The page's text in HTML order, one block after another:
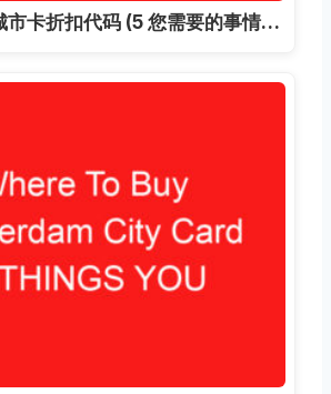
市卡折扣代码 (5 您需要的事情…